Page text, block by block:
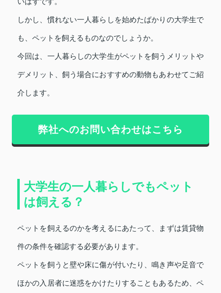
しかし、慣れない一人暮らしを始めたばかりの大学生で
も、ペットを飼えるものなのでしょうか。
今回は、一人暮らしの大学生がペットを飼うメリットや
デメリット、飼う場合におすすめの動物もあわせてご紹
介します。
弊社へのお問い合わせはこちら
大学生の一人暮らしでもペット
は飼える？
ペットを飼えるのかを考えるにあたって、まずは賃貸物
件の条件を確認する必要があります。
ペットを飼うと壁や床に傷が付いたり、鳴き声や足音で
ほかの入居者に迷惑をかけたりすることもあるため、ペ